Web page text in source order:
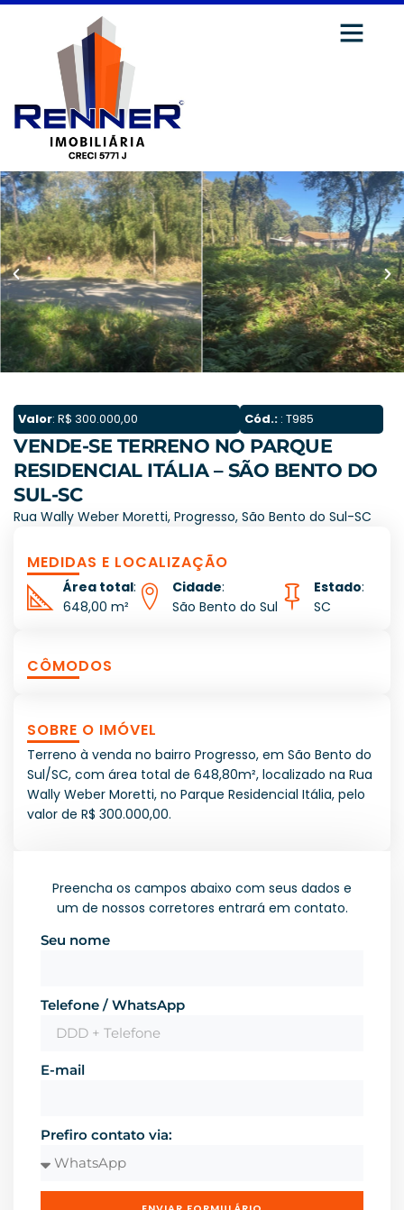
Valor: R$ 300.000,00 Cód.: : T985
VENDE-SE TERRENO NO PARQUE
RESIDENCIAL ITÁLIA – SÃO BENTO DO
SUL-SC
Rua Wally Weber Moretti, Progresso, São Bento do Sul-SC
MEDIDAS E LOCALIZAÇÃO
Área total:
648,00 m²
Cidade:
São Bento do Sul
Estado:
SC
CÔMODOS
SOBRE O IMÓVEL
Terreno à venda no bairro Progresso, em São Bento do
Sul/SC, com área total de 648,80m², localizado na Rua
Wally Weber Moretti, no Parque Residencial Itália, pelo
valor de R$ 300.000,00.
Preencha os campos abaixo com seus dados e
um de nossos corretores entrará em contato.
Seu nome
Telefone / WhatsApp
E-mail
Prefiro contato via: